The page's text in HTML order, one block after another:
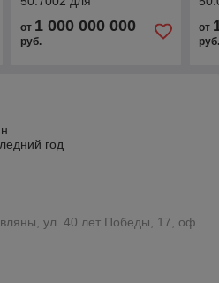
от 1 000 000 000
руб.
от
год
ул. 40 лет Победы, 17, оф.